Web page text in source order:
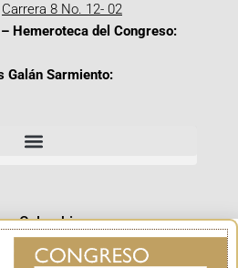
Carrera 8 No. 12- 02
Hemeroteca del Congreso:
Galán Sarmiento: